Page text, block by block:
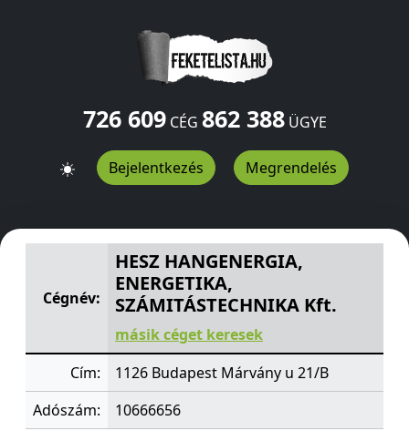
726 609CÉG 862 388ÜGYE
Bejelentkezés Megrendelés
HESZ HANGENERGIA, ENERGETIKA,
Cégnév:
HESZ HANGENERGIA,
ENERGETIKA,
SZÁMITÁSTECHNIKA Kft.
másik céget keresek
Cím:
1126 Budapest Márvány u 21/B
Adószám:
10666656